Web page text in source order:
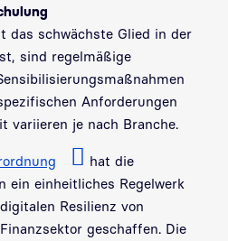
das schwächste Glied in der
sind regelmäßige
Anforderungen
variieren je nach Branche.
hat die
ein einheitliches Regelwerk
Resilienz von
geschaffen. Die